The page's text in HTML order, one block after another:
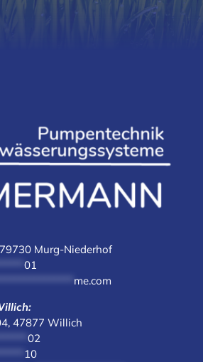
Murg-Niederhof
01
me.com
47877 Willich
02
10